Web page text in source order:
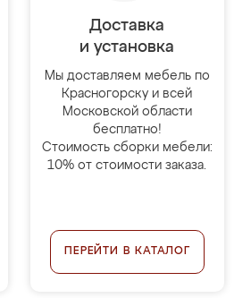
Доставка
и установка
Мы доставляем мебель по
Красногорску и всей
Московской области
бесплатно!
Стоимость сборки мебели:
10% от стоимости заказа.
ПЕРЕЙТИ В КАТАЛОГ